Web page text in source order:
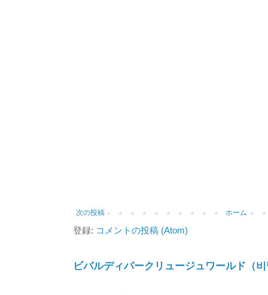
次の投稿 ホーム
登録: コメントの投稿 (Atom)
ビバルディパークリュージュワールド（